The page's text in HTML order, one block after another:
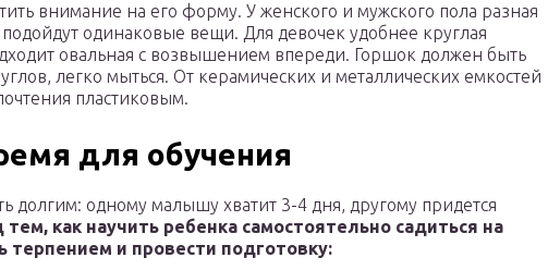
внимание на его форму. У женского и мужского пола разная
одинаковые вещи. Для девочек удобнее круглая
овальная с возвышением впереди. Горшок должен быть
легко мыться. От керамических и металлических емкостей
пластиковым.
для обучения
долгим: одному малышу хватит 3-4 дня, другому придется
тем, как научить ребенка самостоятельно садиться на
терпением и провести подготовку: